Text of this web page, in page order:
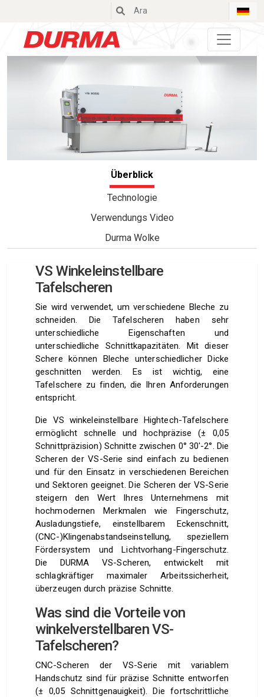
Durmazlar
Überblick
Technologie
Verwendungs Video
Durma Wolke
VS Winkeleinstellbare
Tafelscheren
Sie wird verwendet, um verschiedene Bleche zu
schneiden. Die Tafelscheren haben sehr
unterschiedliche Eigenschaften und
unterschiedliche Schnittkapazitäten. Mit dieser
Schere können Bleche unterschiedlicher Dicke
geschnitten werden. Es ist wichtig, eine
Tafelschere zu finden, die Ihren Anforderungen
entspricht.
Die VS winkeleinstellbare Hightech-Tafelschere
ermöglicht schnelle und hochpräzise (± 0,05
Schnittpräzision) Schnitte zwischen 0° 30′-2°. Die
Scheren der VS-Serie sind einfach zu bedienen
und für den Einsatz in verschiedenen Bereichen
und Sektoren geeignet. Die Scheren der VS-Serie
steigern den Wert Ihres Unternehmens mit
hochmodernen Merkmalen wie Fingerschutz,
Ausladungstiefe, einstellbarem Eckenschnitt,
(CNC-)Klingenabstandseinstellung, speziellem
Fördersystem und Lichtvorhang-Fingerschutz.
Die DURMA VS-Scheren, entwickelt mit
schlagkräftiger maximaler Arbeitssicherheit,
überzeugen durch präzise Schnitte.
Was sind die Vorteile von
winkelverstellbaren VS-
Tafelscheren?
CNC-Scheren der VS-Serie mit variablem
Handschutz sind für präzise Schnitte entworfen
(± 0,05 Schnittgenauigkeit). Die fortschrittliche